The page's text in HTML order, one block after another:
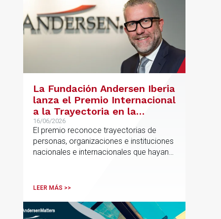
La Fundación Andersen Iberia
lanza el Premio Internacional
a la Trayectoria en la
Promoción de la Educación
16/06/2026
El premio reconoce trayectorias de
personas, organizaciones e instituciones
nacionales e internacionales que hayan
innovación o la equidad educativa
LEER MÁS >>